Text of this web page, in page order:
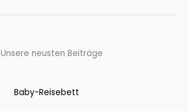
Unsere neusten Beiträge
Baby-Reisebett